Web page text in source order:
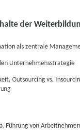
der
als zentrale
Unternehmensstrategie
Outsourcing vs.
Führung von